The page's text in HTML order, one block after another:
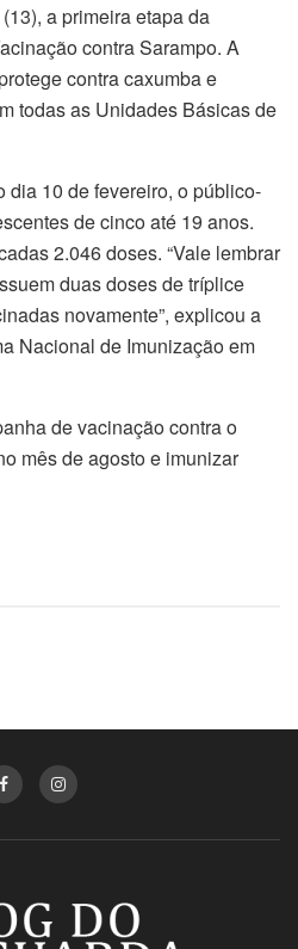
a primeira etapa da
contra Sarampo. A
contra caxumba e
todas as Unidades Básicas de
dia 10 de fevereiro, o público-
de cinco até 19 anos.
2.046 doses. “Vale lembrar
duas doses de tríplice
novamente”, explicou a
Nacional de Imunização em
de vacinação contra o
mês de agosto e imunizar